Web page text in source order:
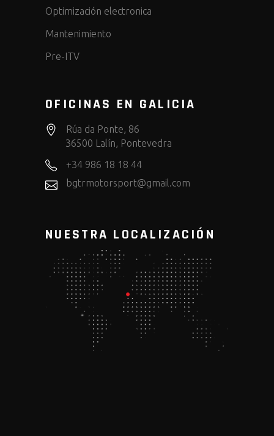
Optimización electronica
Mantenimiento
Pre-ITV
OFICINAS EN GALICIA
Rúa da Ponte, 86
36500 Lalín, Pontevedra
+34 986 18 18 44
bgtrmotorsport@gmail.com
NUESTRA LOCALIZACIÓN